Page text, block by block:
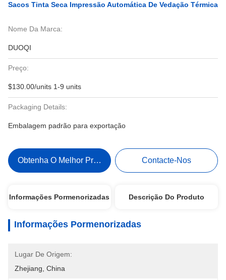
Sacos Tinta Seca Impressão Automática De Vedação Térmica
Nome Da Marca:
DUOQI
Preço:
$130.00/units 1-9 units
Packaging Details:
Embalagem padrão para exportação
Obtenha O Melhor Preço Contacte-Nos
Informações Pormenorizadas Descrição Do Produto
Informações Pormenorizadas
Lugar De Origem:
Zhejiang, China